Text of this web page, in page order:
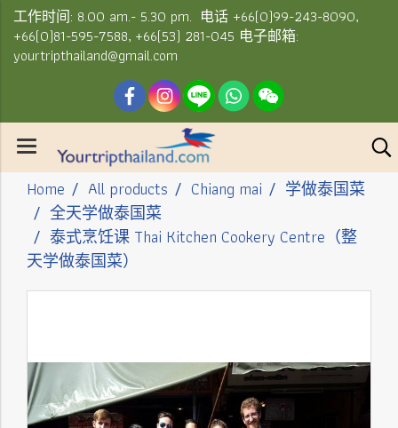
工作时间: 8.00 am.- 5.30 pm. 电话 +66(0)99-243-8090,
+66(0)81-595-7588, +66(53) 281-045 电子邮箱:
yourtripthailand@gmail.com
Home All products Chiang mai
学做泰国菜
全天学做泰国菜
泰式烹饪课 Thai Kitchen Cookery Centre（整
天学做泰国菜）